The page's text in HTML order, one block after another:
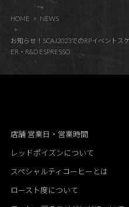
HOME NEWS
お知らせ！SCAJ2023でのRPイベントス
ER・R&D ESPRESSO
店舗 営業日・営業時間
レッドポイズンについて
スペシャルティコーヒーとは
ロースト度について